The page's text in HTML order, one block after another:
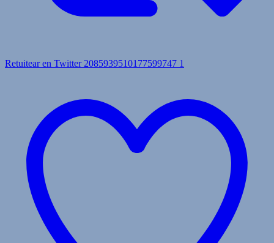
Retuitear en Twitter 2085939510177599747 1